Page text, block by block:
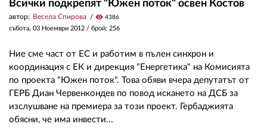
Всички подкрепят "Южен поток" освен Костов
автор: Весела Спирова visibility 4386
събота, 03 Ноември 2012 / брой: 256
Ние сме част от ЕС и работим в пълен синхрон и
координация с ЕК и дирекция "Енергетика" на Комисията
по проекта "Южен поток". Това обяви вчера депутатът от
ГЕРБ Диан Червенкондев по повод искането на ДСБ за
изслушване на премиера за този проект. Гербаджията
обясни, че има инвести...
АБОНАМЕНТ
ПОЛИТИКА ЗА БИСКВИТКИТЕ
ПОЛИТИКАТА ЗА
ПОВЕРИТЕЛНОСТ